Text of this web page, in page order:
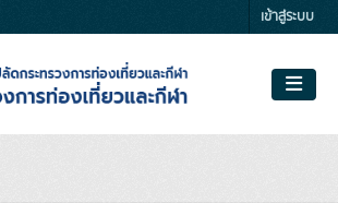
เข้าสู่ระบบ